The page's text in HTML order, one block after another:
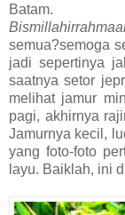
Batam.
semua?semoga
jadi sepertinya
saatnya setor
melihat jamur
pagi, akhirnya
Jamurnya kecil,
yang foto-foto
layu. Baiklah, ini